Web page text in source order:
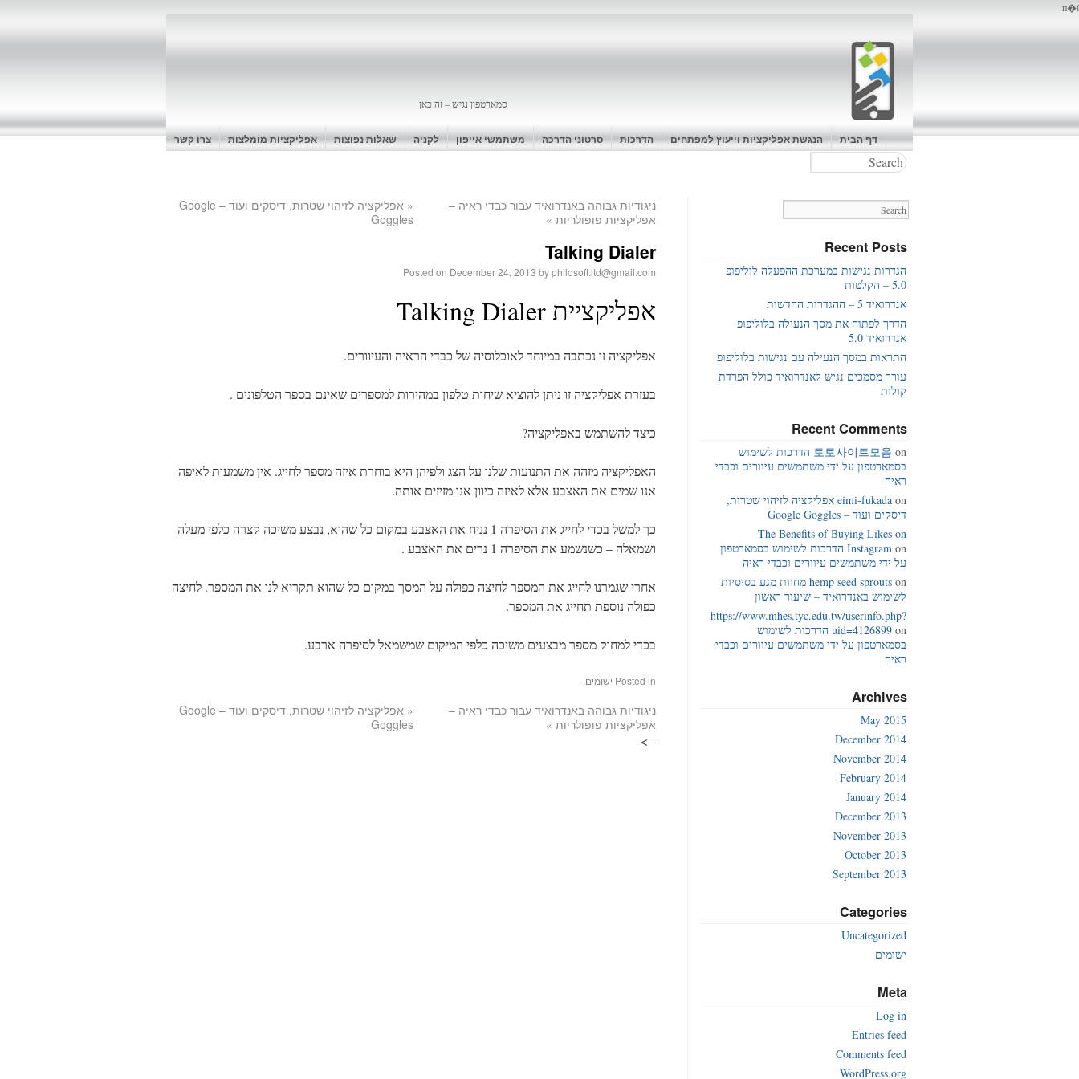
п�ї
סמארטפון נגיש – זה כאן
צרו קשר אפליקציות מומלצות שאלות נפוצות לקניה משתמשי אייפון סרטוני הדרכה הדרכות הנגשת אפליקציות וייעוץ למפתחים דף הבית
«
אפליקציה לזיהוי שטרות, דיסקים ועוד – Google
Goggles
ניגודיות גבוהה באנדרואיד עבור כבדי ראיה –
אפליקציות פופולריות »
Talking Dialer
Posted on December 24, 2013 byphilosoft.ltd@gmail.com
אפליקציית Talking Dialer
אפליקציה זו נכתבה במיוחד לאוכלוסיה של כבדי הראיה והעיוורים.
בעזרת אפליקציה זו ניתן להוציא שיחות טלפון במהירות למספרים שאינם בספר הטלפונים .
כיצד להשתמש באפליקציה?
האפליקציה מזהה את התנועות שלנו על הצג ולפיהן היא בוחרת איזה מספר לחייג. אין משמעות לאיפה
אנו שמים את האצבע אלא לאיזה כיוון אנו מזיזים אותה.
כך למשל בכדי לחייג את הסיפרה 1 נניח את האצבע במקום כל שהוא, נבצע משיכה קצרה כלפי מעלה
ושמאלה – כשנשמע את הסיפרה 1 נרים את האצבע .
אחרי שגמרנו לחייג את המספר לחיצה כפולה על המסך במקום כל שהוא תקריא לנו את המספר. לחיצה
כפולה נוספת תחייג את המספר.
בכדי למחוק מספר מבצעים משיכה כלפי המיקום שמשמאל לסיפרה ארבע.
Posted in ישומים.
«
אפליקציה לזיהוי שטרות, דיסקים ועוד – Google
Goggles
ניגודיות גבוהה באנדרואיד עבור כבדי ראיה –
אפליקציות פופולריות »
-->
Recent Posts
הגדרות נגישות במערכת ההפעלה לוליפופ
5.0 – הקלטות
אנדרואיד 5 – ההגדרות החדשות
הדרך לפתוח את מסך הנעילה בלוליפופ
אנדרואיד 5.0
התראות במסך הנעילה עם נגישות בלוליפופ
עורך מסמכים נגיש לאנדרואיד כולל הפרדת
קולות
Recent Comments
토토사이트모음 on
הדרכות לשימוש
בסמארטפון על ידי משתמשים עיוורים וכבדי
ראיה
eimi-fukada on
אפליקציה לזיהוי שטרות,
דיסקים ועוד – Google Goggles
The Benefits of Buying Likes on
Instagram on
הדרכות לשימוש בסמארטפון
על ידי משתמשים עיוורים וכבדי ראיה
hemp seed sprouts on
מחוות מגע בסיסיות
לשימוש באנדרואיד – שיעור ראשון
https://www.mhes.tyc.edu.tw/userinfo.php?
uid=4126899 on
הדרכות לשימוש
בסמארטפון על ידי משתמשים עיוורים וכבדי
ראיה
Archives
May 2015
December 2014
November 2014
February 2014
January 2014
December 2013
November 2013
October 2013
September 2013
Categories
Uncategorized
ישומים
Meta
Log in
Entries feed
Comments feed
WordPress.org